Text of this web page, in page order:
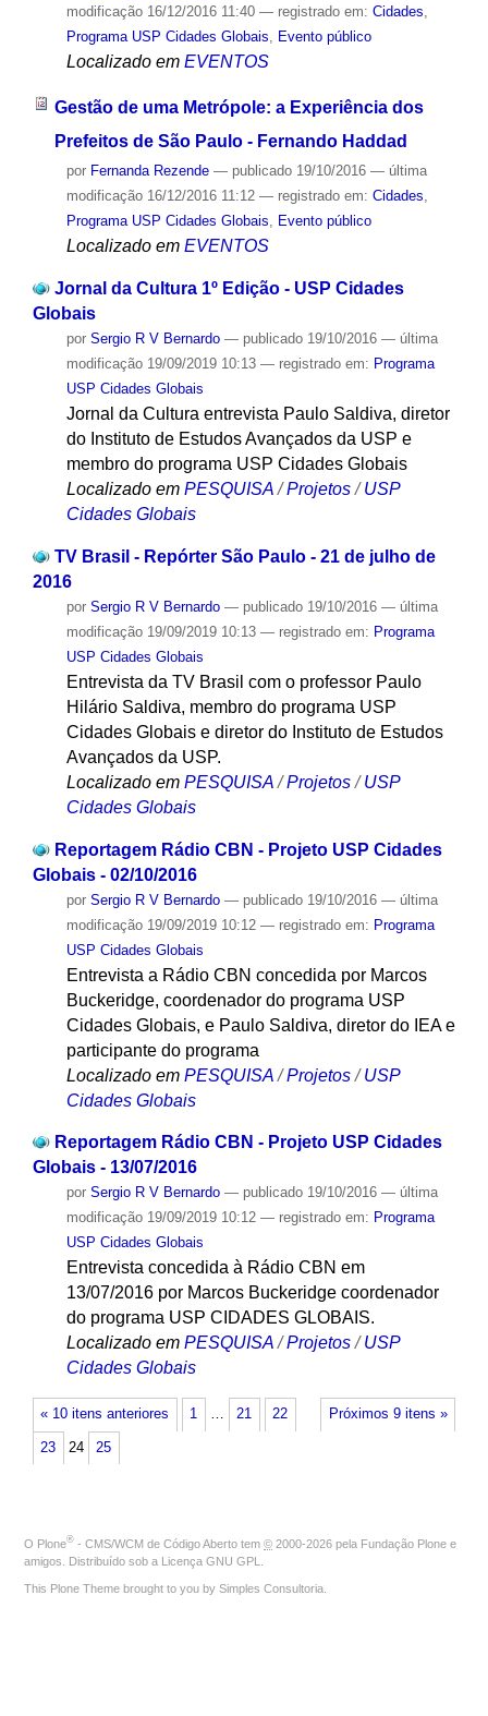
modificação16/12/2016 11:40 — registrado em: Cidades
Programa USP Cidades Globais
Evento público
Localizado em EVENTOS
Gestão de uma Metrópole: a Experiência dos
Prefeitos de São Paulo - Fernando Haddad
por Fernanda Rezende — publicado19/10/2016 — última
modificação16/12/2016 11:12 — registrado em: Cidades,
Programa USP Cidades Globais, Evento público
Localizado em EVENTOS
Jornal da Cultura 1º Edição - USP Cidades
Globais
por Sergio R V Bernardo — publicado19/10/2016 — última
modificação19/09/2019 10:13 — registrado em: Programa
USP Cidades Globais
Jornal da Cultura entrevista Paulo Saldiva, diretor
do Instituto de Estudos Avançados da USP e
membro do programa USP Cidades Globais
Localizado em PESQUISA /Projetos/USP
Cidades Globais
TV Brasil - Repórter São Paulo - 21 de julho de
2016
por Sergio R V Bernardo — publicado19/10/2016 — última
modificação19/09/2019 10:13 — registrado em: Programa
USP Cidades Globais
Entrevista da TV Brasil com o professor Paulo
Hilário Saldiva, membro do programa USP
Cidades Globais e diretor do Instituto de Estudos
Avançados da USP.
Localizado em PESQUISA /Projetos/USP
Cidades Globais
Reportagem Rádio CBN - Projeto USP Cidades
Globais - 02/10/2016
por Sergio R V Bernardo — publicado19/10/2016 — última
modificação19/09/2019 10:12 — registrado em: Programa
USP Cidades Globais
Entrevista a Rádio CBN concedida por Marcos
Buckeridge, coordenador do programa USP
Cidades Globais, e Paulo Saldiva, diretor do IEA e
participante do programa
Localizado em PESQUISA /Projetos/USP
Cidades Globais
Reportagem Rádio CBN - Projeto USP Cidades
Globais - 13/07/2016
por Sergio R V Bernardo — publicado19/10/2016 — última
modificação19/09/2019 10:12 — registrado em: Programa
USP Cidades Globais
Entrevista concedida à Rádio CBN em
13/07/2016 por Marcos Buckeridge coordenador
do programa USP CIDADES GLOBAIS.
Localizado em PESQUISA /Projetos/USP
Cidades Globais
« 10 itens anteriores Próximos 9 itens »
1 … 21 22
23 24 25
O Plone® - CMS/WCM de Código Aberto tem © 2000-2026 pela Fundação Plone e
amigos. Distribuído sob a Licença GNU GPL
This Plone Theme brought to you by Simples Consultoria